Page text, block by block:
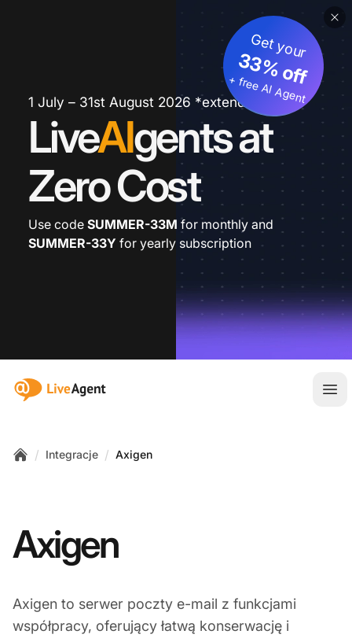
1 July – 31st August 2026 *extended
LiveAIgents at
Zero Cost
Get your
33% off
+ free AI Agent
Use code SUMMER-33M for monthly and
SUMMER-33Y for yearly subscription
:site.title
/ Integracje / Axigen
Axigen
Axigen to serwer poczty e-mail z funkcjami
współpracy, oferujący łatwą konserwację i